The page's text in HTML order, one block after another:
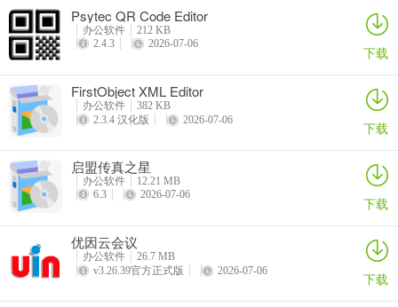
【群聊】聊天顶部卡片优化
【日程】优化关注人全选和清空操作
【日程】支持同步outlook日历
【会议】增加一键复制会议链接按钮
【机器人】智能小丰支持独立弹窗
【机器人】优化群聊添加机器人操作体验
【国际化】支持选择目标翻译语言
Psytec QR Code Editor
办公软件
212 KB
2.4.3
2026-07-06 下载
FirstObject XML Editor
办公软件
382 KB
2.3.4 汉化版
2026-07-06 下载
启盟传真之星
办公软件
12.21 MB
6.3
2026-07-06 下载
优因云会议
办公软件
26.7 MB
v3.26.39官方正式版
2026-07-06 下载